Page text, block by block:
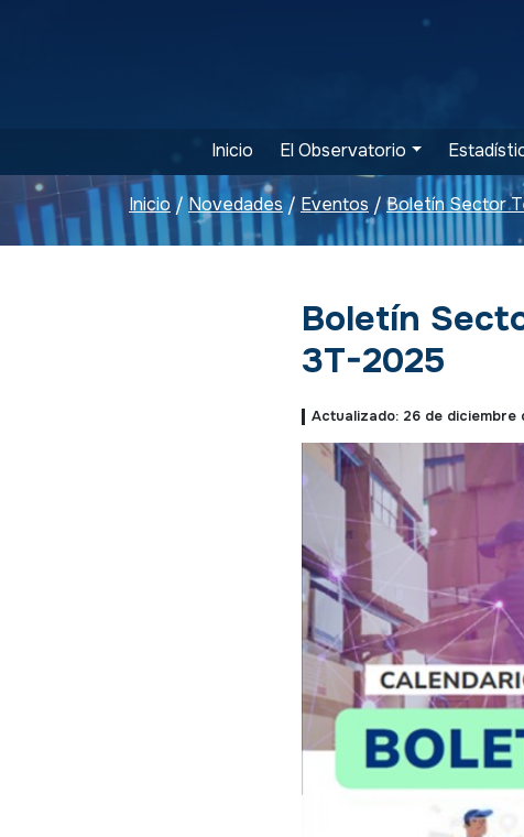
Inicio El Observatorio
Inicio /Novedades / Eventos /
Boletín
3T-2025
Actualizado: 26 de diciembre